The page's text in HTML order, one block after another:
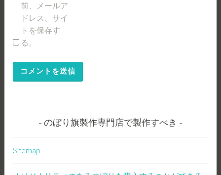
前、メールア
ドレス、サイ
トを保存す
る。
のぼり旗製作専門店で製作すべき
Sitemap